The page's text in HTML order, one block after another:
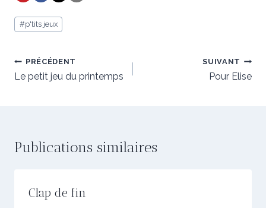
Étiquettes
de
#p'tits jeux
Navigation
de
PRÉCÉDENT
Le petit jeu du printemps
SUIVANT
Pour Elise
Publications similaires
Clap de fin